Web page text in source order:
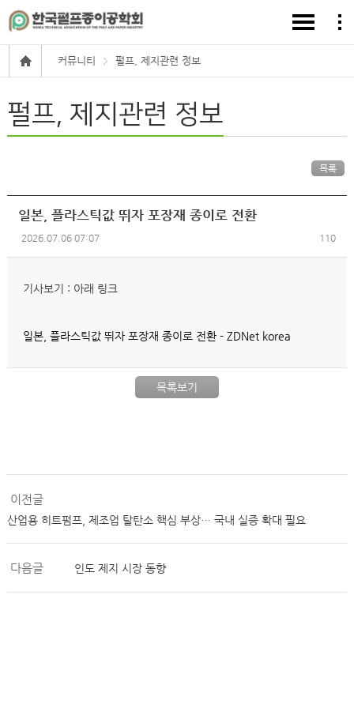
커뮤니티 펄프, 제지관련 정보
펄프, 제지관련 정보
목록
일본, 플라스틱값 뛰자 포장재 종이로 전환
2026.07.06 07:07 110
기사보기 : 아래 링크
일본, 플라스틱값 뛰자 포장재 종이로 전환 - ZDNet korea
목록보기
이전글
산업용 히트펌프, 제조업 탈탄소 핵심 부상… 국내 실증 확대 필요
다음글 인도 제지 시장 동향